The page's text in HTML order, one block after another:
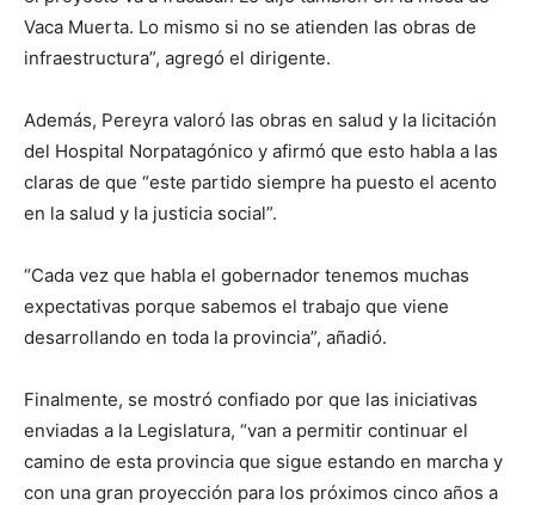
Vaca Muerta. Lo mismo si no se atienden las obras de
infraestructura”, agregó el dirigente.
Además, Pereyra valoró las obras en salud y la licitación
del Hospital Norpatagónico y afirmó que esto habla a las
claras de que “este partido siempre ha puesto el acento
en la salud y la justicia social”.
“Cada vez que habla el gobernador tenemos muchas
expectativas porque sabemos el trabajo que viene
desarrollando en toda la provincia”, añadió.
Finalmente, se mostró confiado por que las iniciativas
enviadas a la Legislatura, “van a permitir continuar el
camino de esta provincia que sigue estando en marcha y
con una gran proyección para los próximos cinco años a